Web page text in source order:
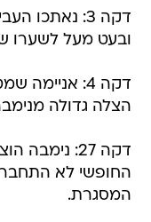
דקה 3: נאתכו
ובעט מעל לשערו
דקה 4:
הצלה גדולה
דקה 27:
החופשי לא התחבר
המסגרת.